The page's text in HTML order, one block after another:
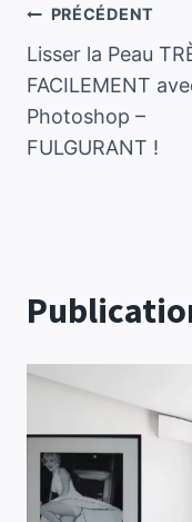
Navigation
de
l’article
PRÉCÉDENT
Lisser la Peau
FACILEMENT
Photoshop –
FULGURANT !